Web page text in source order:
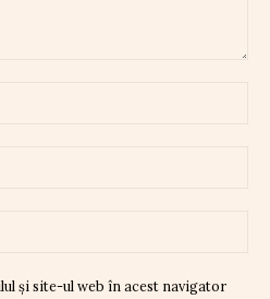
și site-ul web în acest navigator